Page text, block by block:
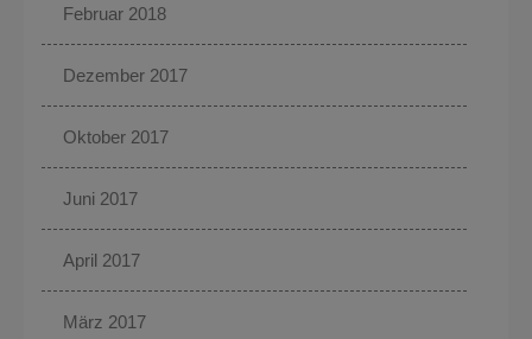
Februar 2018
Dezember 2017
Oktober 2017
Juni 2017
April 2017
März 2017